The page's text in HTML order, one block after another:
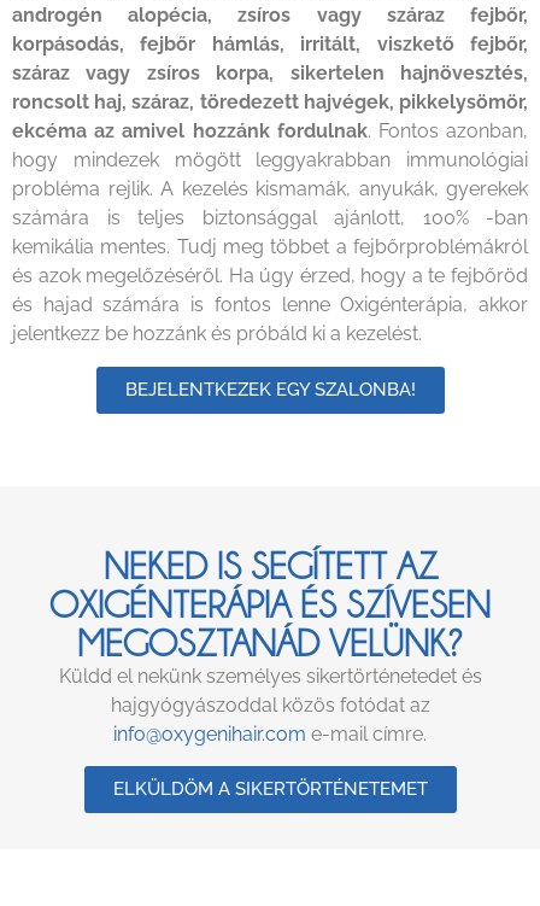
androgén alopécia, zsíros vagy száraz fejbőr,
korpásodás, fejbőr hámlás, irritált, viszkető fejbőr,
száraz vagy zsíros korpa, sikertelen hajnövesztés,
roncsolt haj, száraz, töredezett hajvégek, pikkelysömör,
ekcéma az amivel hozzánk fordulnak. Fontos azonban,
hogy mindezek mögött leggyakrabban immunológiai
probléma rejlik. A kezelés kismamák, anyukák, gyerekek
számára is teljes biztonsággal ajánlott, 100% -ban
kemikália mentes. Tudj meg többet a fejbőrproblémákról
és azok megelőzéséről. Ha úgy érzed, hogy a te fejbőröd
és hajad számára is fontos lenne Oxigénterápia, akkor
jelentkezz be hozzánk és próbáld ki a kezelést.
BEJELENTKEZEK EGY SZALONBA!
NEKED IS SEGÍTETT AZ
OXIGÉNTERÁPIA ÉS SZÍVESEN
MEGOSZTANÁD VELÜNK?
Küldd el nekünk személyes sikertörténetedet és
hajgyógyászoddal közös fotódat az
info@oxygenihair.com e-mail címre.
ELKÜLDÖM A SIKERTÖRTÉNETEMET